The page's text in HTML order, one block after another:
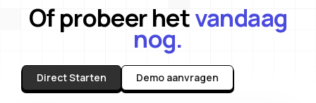
Of probeer hetvandaag
nog.
Direct Starten Demo aanvragen